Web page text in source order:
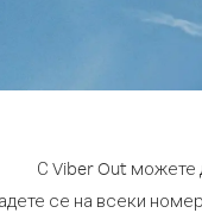
С Viber Out можете
се на всеки